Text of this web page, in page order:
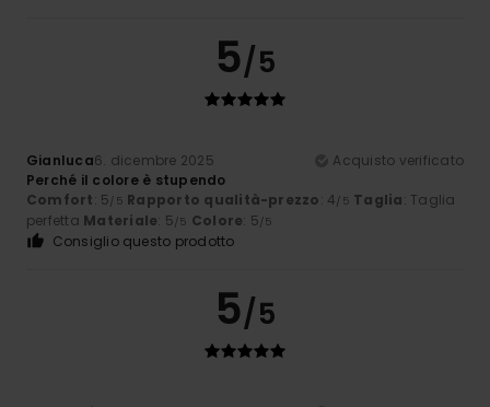
5/5
Gianluca6. dicembre 2025
Acquisto verificato
Perché il colore è stupendo
Comfort: 5/5 Rapporto qualità-prezzo: 4/5 Taglia: Taglia
perfetta Materiale: 5/5 Colore: 5/5
Consiglio questo prodotto
5/5